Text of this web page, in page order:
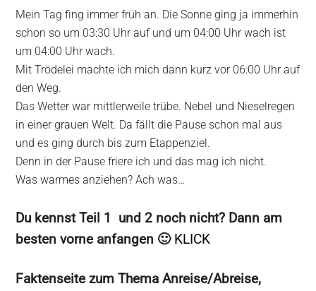
Mein Tag fing immer früh an. Die Sonne ging ja immerhin
schon so um 03:30 Uhr auf und um 04:00 Uhr wach ist
um 04:00 Uhr wach.
Mit Trödelei machte ich mich dann kurz vor 06:00 Uhr auf
den Weg.
Das Wetter war mittlerweile trübe. Nebel und Nieselregen
in einer grauen Welt. Da fällt die Pause schon mal aus
und es ging durch bis zum Etappenziel.
Denn in der Pause friere ich und das mag ich nicht.
Was warmes anziehen? Ach was…
Du kennst Teil 1 und 2 noch nicht? Dann am
besten vorne anfangen 🙂 KLICK
Faktenseite zum Thema Anreise/Abreise,